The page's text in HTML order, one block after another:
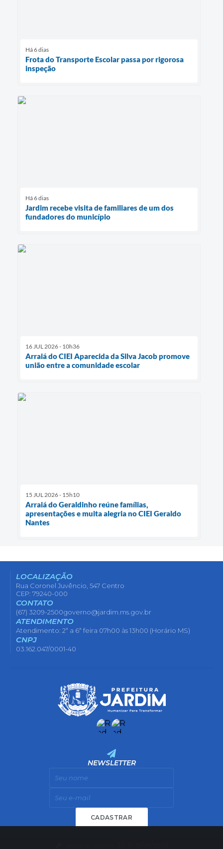
Há 6 dias
Frota do Transporte Escolar passa por rigorosa
inspeção
Há 6 dias
Jardim recebe visita de familiares de um dos
fundadores do município
16 JUL 2026 - 10h36
Arraiá do CIEI Aparecida da Silva Jacob promove
união entre a comunidade escolar
15 JUL 2026 - 15h10
Arraiá do Geraldinho reúne famílias,
apresentações e muita alegria no CIEI Geraldo
Nantes
LOCALIZAÇÃO
Rua Coronel Juvêncio, 547 Centro
CEP: 79240-000
CONTATO
(67) 3209-2500governo@jardim.ms.gov.br
ATENDIMENTO
Atendimento: 2ª a 6ª feira 07h00 às 13h00 (Horário MS)
CNPJ
03.162.047/0001-40
NEWSLETTER
CADASTRAR